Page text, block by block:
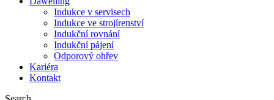
Indukce v servisech
Indukce ve strojírenství
Indukční rovnání
Indukční pájení
Odporový ohřev
Kariéra
Kontakt